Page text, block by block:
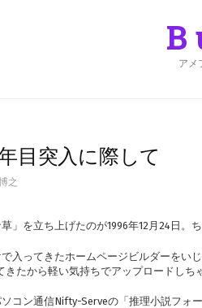
アメ
目突入に際して
之
」を立ち上げたのが1996年12月24日。
入ってきたホームページビルダーをい
きたから軽い気持ちでアップロードしち
コン通信Nifty-Serveの「推理小説フォ